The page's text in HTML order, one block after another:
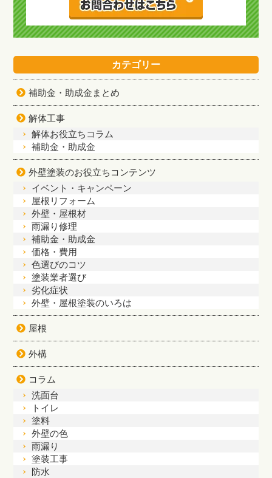
カテゴリー
補助金・助成金まとめ
解体工事
解体お役立ちコラム
補助金・助成金
外壁塗装のお役立ちコンテンツ
イベント・キャンペーン
屋根リフォーム
外壁・屋根材
雨漏り修理
補助金・助成金
価格・費用
色選びのコツ
塗装業者選び
劣化症状
外壁・屋根塗装のいろは
屋根
外構
コラム
洗面台
トイレ
塗料
外壁の色
雨漏り
塗装工事
防水